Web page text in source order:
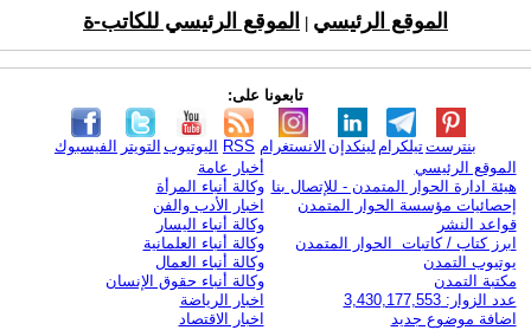
الموقع الرئيسي الموقع الرئيسي للكاتب-ة
تابعونا على:
الفيسبوك التويتر اليوتيوب RSS الانستغرام لينكدإن تيلكرامبنترست
الموقع الرئيسي
هيئة ادارة الحوار المتمدن - للإتصال بنا
إحصائيات مؤسسة الحوار المتمدن
قواعد النشر
ابرز كتاب / كاتبات الحوار المتمدن
يوتيوب التمدن
مكتبة التمدن
عدد الزوار: 3,430,177,553
اضافة موضوع جديد
أخبار عامة
وكالة أنباء المرأة
اخبار الأدب والفن
وكالة أنباء اليسار
وكالة أنباء العلمانية
وكالة أنباء العمال
وكالة أنباء حقوق الإنسان
اخبار الرياضة
اخبار الاقتصاد